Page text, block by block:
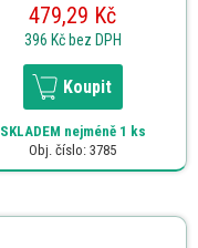
479,29 Kč
396 Kč bez DPH
Koupit
SKLADEM nejméně 1 ks
Obj. číslo: 3785